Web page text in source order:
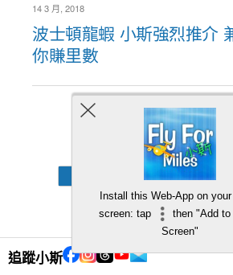
追蹤小斯
14 3 月, 2018
波士頓龍蝦 小斯強烈推介
你賺里數
Back to top
Install this Web-App on
screen: tap
then "Add to
Screen"